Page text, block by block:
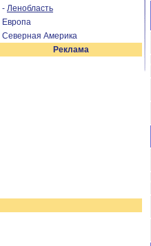
- Ленобласть
Европа
Северная Америка
Реклама